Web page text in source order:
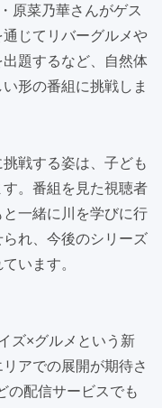
原菜乃華さんがゲス
通じてリバーグルメや
題するなど、自然体
形の番組に挑戦しま
戦する姿は、子ども
。番組を見た視聴者
一緒に川を学びに行
れ、今後のシリーズ
います。
ズ×グルメという新
アでの展開が期待さ
の配信サービスでも